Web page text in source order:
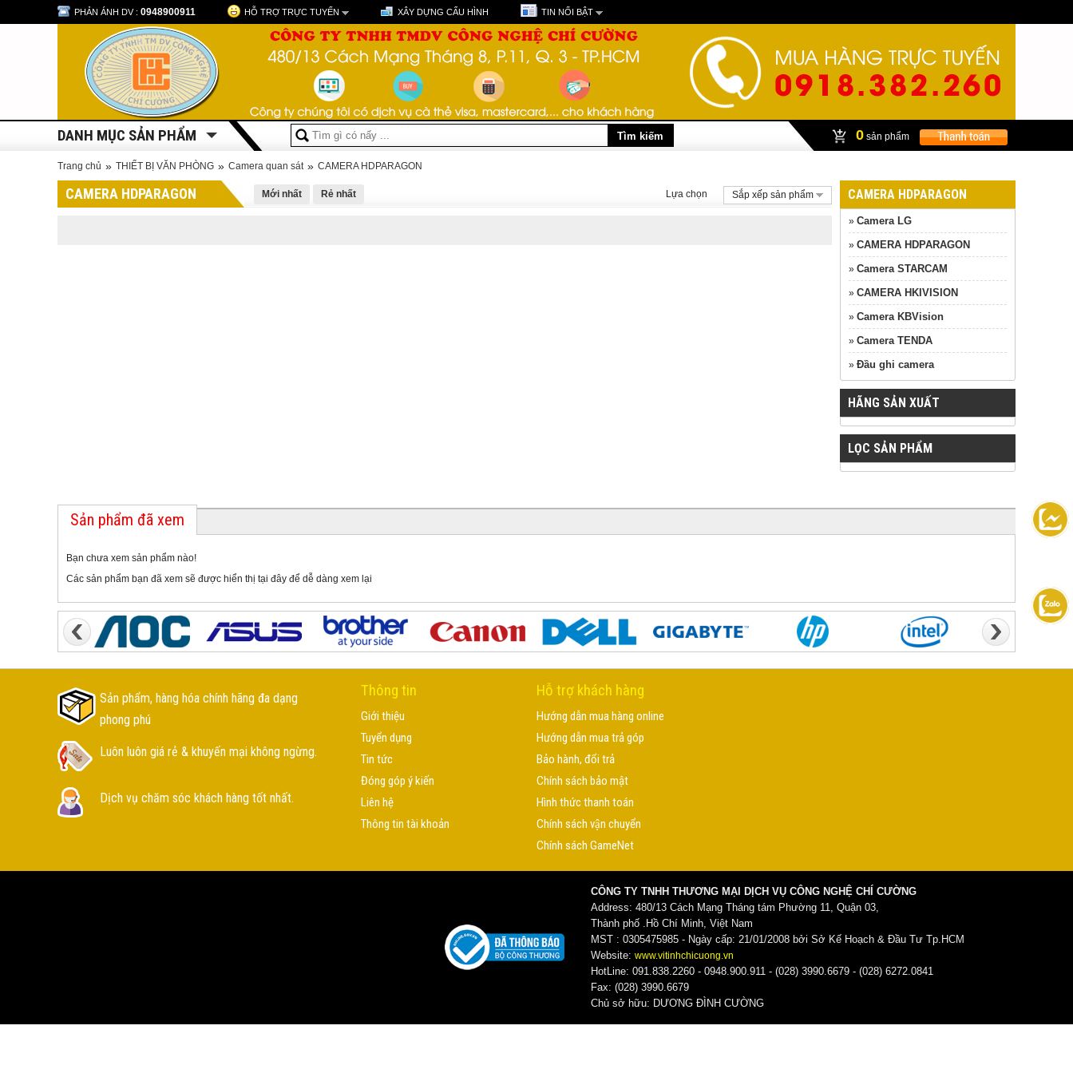
PHẢN ÁNH DV : 0948900911 HỖ TRỢ TRỰC TUYẾN XÂY DỰNG CẤU HÌNH TIN NỔI BẬT
DANH MỤC SẢN PHẨM 0 sản phẩm
Trang chủ » THIẾT BỊ VĂN PHÒNG » Camera quan sát » CAMERA HDPARAGON
CAMERA HDPARAGON Mới nhất Rẻ nhất Sắp xếp sản phẩm
Lựa chọn CAMERA HDPARAGON
» Camera LG
» CAMERA HDPARAGON
» Camera STARCAM
» CAMERA HKIVISION
» Camera KBVision
» Camera TENDA
» Đầu ghi camera
HÃNG SẢN XUẤT
LỌC SẢN PHẨM
Sản phẩm đã xem
Bạn chưa xem sản phẩm nào!
Các sản phẩm bạn đã xem sẽ được hiển thị tại đây để dễ dàng xem lại
Sản phẩm, hàng hóa chính hãng đa dạng
phong phú
Luôn luôn giá rẻ & khuyến mại không ngừng.
Dịch vụ chăm sóc khách hàng tốt nhất.
Thông tin
Giới thiệu
Tuyển dụng
Tin tức
Đóng góp ý kiến
Liên hệ
Thông tin tài khoản
Hỗ trợ khách hàng
Hướng dẫn mua hàng online
Hướng dẫn mua trả góp
Bảo hành, đổi trả
Chính sách bảo mật
Hình thức thanh toán
Chính sách vận chuyển
Chính sách GameNet
CÔNG TY TNHH THƯƠNG MẠI DỊCH VỤ CÔNG NGHỆ CHÍ CƯỜNG
Address: 480/13 Cách Mạng Tháng tám Phường 11, Quận 03,
Thành phố .Hồ Chí Minh, Việt Nam
MST : 0305475985 - Ngày cấp: 21/01/2008 bởi Sở Kế Hoạch & Đầu Tư Tp.HCM
Website: www.vitinhchicuong.vn
HotLine: 091.838.2260 - 0948.900.911 - (028) 3990.6679 - (028) 6272.0841
Fax: (028) 3990.6679
Chủ sở hữu: DƯƠNG ĐÌNH CƯỜNG